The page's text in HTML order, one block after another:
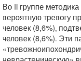
Во II группе
вероятную тревогу
человек (8,6%),
человек (8,6%). Эти